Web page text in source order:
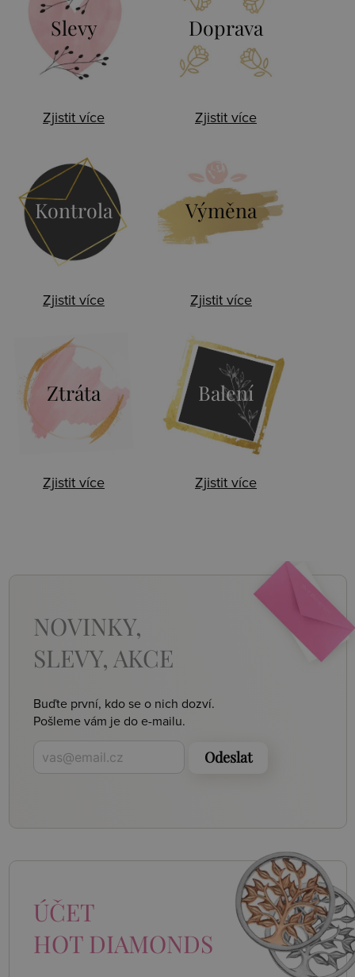
Slevy
Zjistit více
Doprava
Zjistit více
Kontrola
Zjistit více
Výměna
Zjistit více
Ztráta
Zjistit více
Balení
Zjistit více
NOVINKY,
SLEVY, AKCE
Buďte první, kdo se o nich dozví.
Pošleme vám je do e-mailu.
Odeslat
ÚČET
HOT DIAMONDS